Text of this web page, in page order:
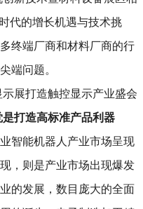
代的增长机遇与技术挑
终端厂商和材料厂商的行
端问题。
打造高标准产品利器
智能机器人产业市场呈现
，则是产业市场出现爆发
的发展，数目庞大的全面